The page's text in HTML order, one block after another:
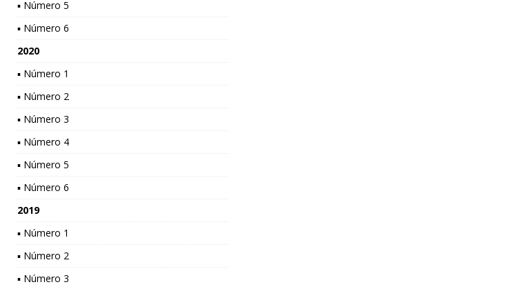
▪ Número 5
▪ Número 6
2020
▪ Número 1
▪ Número 2
▪ Número 3
▪ Número 4
▪ Número 5
▪ Número 6
2019
▪ Número 1
▪ Número 2
▪ Número 3